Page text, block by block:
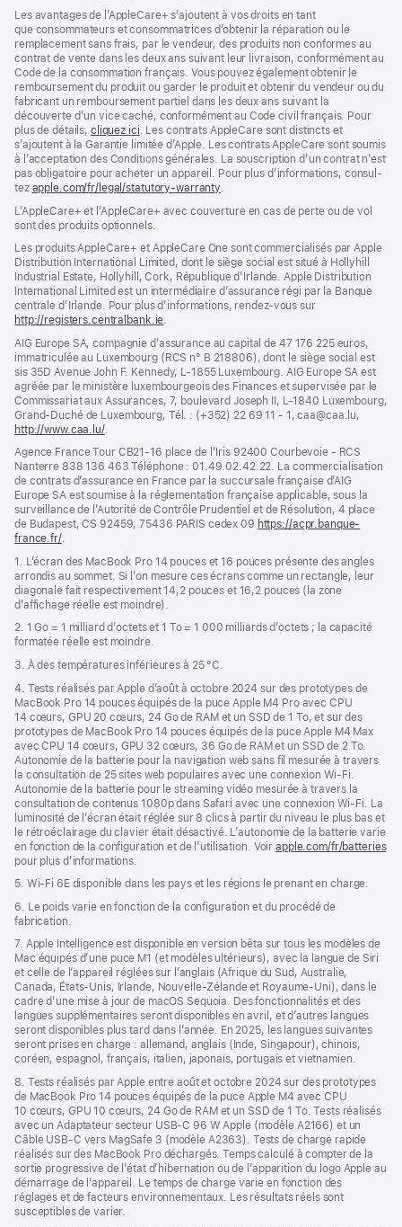
Les avan­tages de l’AppleCare+ s’ajoutent à vos droits en tant
que consommateurs et consommatrices d’obtenir la réparation ou le
rempla­cement sans frais, par le vendeur, des pro­duits non conformes au
contrat de vente dans les deux ans suivant leur livraison, conformément au
Code de la consom­mation français. Vous pouvez égale­ment obtenir le
rembour­sement du produit ou garder le produit et obtenir du vendeur ou du
fabricant un rembour­sement partiel dans les deux ans suivant la
découverte d’un vice caché, conformément au Code civil français. Pour
plus de détails, cliquez ici(s’ouvre
dans
une
nouvelle
fenêtre)
. Les contrats AppleCare sont distincts et
s’ajoutent à la Garantie limitée d’Apple. Les contrats AppleCare sont soumis
à l’acceptation des Conditions générales. La souscription d’un contrat n’est
pas obligatoire pour acheter un appa­reil. Pour plus d’infor­mations, consul­
tez apple.com/fr/legal/statutory-warranty(s’ouvre
une
fenêtre)
.
L’AppleCare+ et l’AppleCare+ avec couver­ture en cas de perte ou de vol
sont des pro­duits optionnels.
Les produits AppleCare+ et AppleCare One sont commercialisés par Apple
Distribution International Limited, dont le siège social est situé à Hollyhill
Industrial Estate, Hollyhill, Cork, République d’Irlande. Apple Distribution
International Limited est un intermédiaire d’assurance régi par la Banque
centrale d’Irlande. Pour plus d’informations, rendez-vous sur
http://registers.centralbank.ie(s’ouvre
une
nouvelle
fenêtre)
.
AIG Europe SA, compagnie d’assurance au capital de 47 176 225 euros,
immatriculée au Luxembourg (RCS n° B 218806), dont le siège social est
sis 35D Avenue John F. Kennedy, L-1855 Luxembourg. AIG Europe SA est
agréée par le ministère luxembourgeois des Finances et supervisée par le
Commissariat aux Assurances, 7, boulevard Joseph II, L-1840 Luxembourg,
Grand-Duché de Luxembourg, Tél. : (+352) 22 69 11 - 1, caa@caa.lu,
http://www.caa.lu/(s’ouvre
une
nouvelle
fenêtre)
.
Agence France Tour CB21-16 place de l’Iris 92400 Courbevoie - RCS
Nanterre 838 136 463 Téléphone : 01.49.02.42.22. La commercialisation
de contrats d’assurance en France par la succursale française d’AIG
Europe SA est soumise à la réglementation française applicable, sous la
surveillance de l’Autorité de Contrôle Prudentiel et de Résolution, 4 place
de Budapest, CS 92459, 75436 PARIS cedex 09 https://acpr.banque-
france.fr/(s’ouvre
une
nouvelle
fenêtre)
.
1. L’écran des MacBook Pro 14 pouces et 16 pouces présente des angles
arrondis au sommet. Si l’on mesure ces écrans comme un rectangle, leur
diagonale fait respectivement 14,2 pouces et 16,2 pouces (la zone
d’affichage réelle est moindre).
2. 1 Go = 1 milliard d’octets et 1 To = 1 000 milliards d’octets ; la capacité
formatée réelle est moindre.
3. À des températures inférieures à 25 °C.
4. Tests réalisés par Apple d’août à octobre 2024 sur des prototypes de
MacBook Pro 14 pouces équipés de la puce Apple M4 Pro avec CPU
14 cœurs, GPU 20 cœurs, 24 Go de RAM et un SSD de 1 To, et sur des
prototypes de MacBook Pro 14 pouces équipés de la puce Apple M4 Max
avec CPU 14 cœurs, GPU 32 cœurs, 36 Go de RAM et un SSD de 2 To.
Autonomie de la batterie pour la navigation web sans fil mesurée à travers
la consultation de 25 sites web populaires avec une connexion Wi-Fi.
Autonomie de la batterie pour le streaming vidéo mesurée à travers la
consultation de contenus 1080p dans Safari avec une connexion Wi-Fi. La
luminosité de l’écran était réglée sur 8 clics à partir du niveau le plus bas et
le rétroéclairage du clavier était désactivé. L’autonomie de la batterie varie
en fonction de la configuration et de l’utilisation. Voirapple.com/fr/batteries
pour plus d’informations.
5. Wi-Fi 6E disponible dans les pays et les régions le prenant en charge.
6. Le poids varie en fonction de la configuration et du procédé de
fabrication.
7. Apple Intelligence est disponible en version bêta sur tous les modèles de
Mac équipés d’une puce M1 (et modèles ultérieurs), avec la langue de Siri
et celle de l’appareil réglées sur l’anglais (Afrique du Sud, Australie,
Canada, États-Unis, Irlande, Nouvelle-Zélande et Royaume-Uni), dans le
cadre d’une mise à jour de macOS Sequoia. Des fonctionnalités et des
langues supplémentaires seront disponibles en avril, et d’autres langues
seront disponibles plus tard dans l’année. En 2025, les langues suivantes
seront prises en charge : allemand, anglais (Inde, Singapour), chinois,
coréen, espagnol, français, italien, japonais, portugais et vietnamien.
8. Tests réalisés par Apple entre août et octobre 2024 sur des prototypes
de MacBook Pro 14 pouces équipés de la puce Apple M4 avec CPU
10 cœurs, GPU 10 cœurs, 24 Go de RAM et un SSD de 1 To. Tests réalisés
avec un Adaptateur secteur USB-C 96 W Apple (modèle A2166) et un
Câble USB-C vers MagSafe 3 (modèle A2363). Tests de charge rapide
réalisés sur des MacBook Pro déchargés. Temps calculé à compter de la
sortie progressive de l’état d’hibernation ou de l’apparition du logo Apple au
démarrage de l’appareil. Le temps de charge varie en fonction des
réglages et de facteurs environnementaux. Les résultats réels sont
susceptibles de varier.